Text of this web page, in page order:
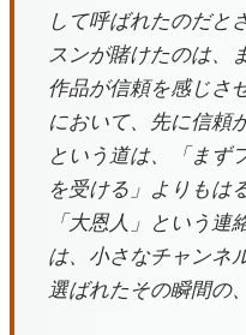
して呼ばれたのだと
スンが賭けたのは、
作品が信頼を感じさ
において、先に信頼
という道は、「まず
を受ける」よりもは
「大恩人」という連
は、小さなチャンネ
選ばれたその瞬間の